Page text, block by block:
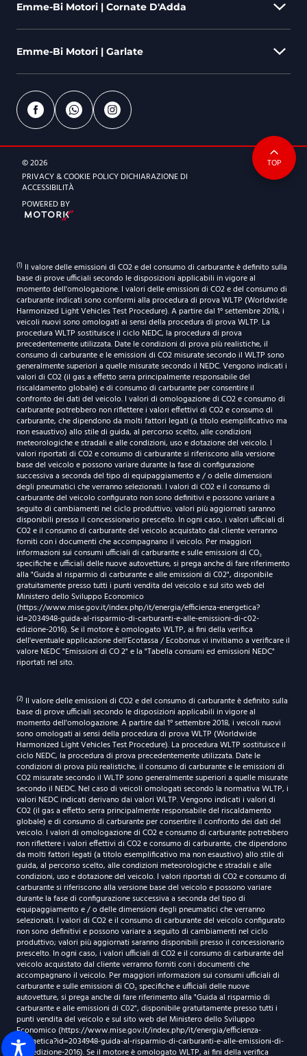
Emme-Bi Motori | Cornate D'Adda
Via Berlinguer, 44 - 20872 Cornate D'Adda (MB)
039 9630840
emmebi@emmebimotori.com
Dal lunedì al venerdì
9:00-12:30 | 14.30-19:00
Sabato
Emme-Bi Motori | Garlate
Via Parini, 578 - 23852 Garlate (LC)
emmebi@emmebimotori.com
ORARI DI APERTURA
Dal lunedì al venerdì
9:30-12:30 | 14.30-18:30
© 2026
PRIVACY & COOKIE POLICY DICHIARAZIONE DI
ACCESSIBILITÀ
POWERED BY
TOP
(1) Il valore delle emissioni di CO2 e del consumo di carburante è definito sulla
base di prove ufficiali secondo le disposizioni applicabili in vigore al
momento dell'omologazione. I valori delle emissioni di CO2 e del consumo di
carburante indicati sono conformi alla procedura di prova WLTP (Worldwide
Harmonized Light Vehicles Test Procedure). A partire dal 1° settembre 2018, i
veicoli nuovi sono omologati ai sensi della procedura di prova WLTP. La
procedura WLTP sostituisce il ciclo NEDC, la procedura di prova
precedentemente utilizzata. Date le condizioni di prova più realistiche, il
consumo di carburante e le emissioni di CO2 misurate secondo il WLTP sono
generalmente superiori a quelle misurate secondo il NEDC. Vengono indicati i
valori di CO2 (il gas a effetto serra principalmente responsabile del
riscaldamento globale) e di consumo di carburante per consentire il
confronto dei dati del veicolo. I valori di omologazione di CO2 e consumo di
carburante potrebbero non riflettere i valori effettivi di CO2 e consumo di
carburante, che dipendono da molti fattori legati (a titolo esemplificativo ma
non esaustivo) allo stile di guida, al percorso scelto, alle condizioni
meteorologiche e stradali e alle condizioni, uso e dotazione del veicolo. I
valori riportati di CO2 e consumo di carburante si riferiscono alla versione
base del veicolo e possono variare durante la fase di configurazione
successiva a seconda del tipo di equipaggiamento e / o delle dimensioni
degli pneumatici che verranno selezionati. I valori di CO2 e il consumo di
carburante del veicolo configurato non sono definitivi e possono variare a
seguito di cambiamenti nel ciclo produttivo; valori più aggiornati saranno
disponibili presso il concessionario prescelto. In ogni caso, i valori ufficiali di
CO2 e il consumo di carburante del veicolo acquistato dal cliente verranno
forniti con i documenti che accompagnano il veicolo. Per maggiori
informazioni sui consumi ufficiali di carburante e sulle emissioni di CO₂
specifiche e ufficiali delle nuove autovetture, si prega anche di fare riferimento
alla "Guida al risparmio di carburante e alle emissioni di C02", disponibile
gratuitamente presso tutti i punti vendita del veicolo e sul sito web del
Ministero dello Sviluppo Economico
(https://www.mise.gov.it/index.php/it/energia/efficienza-energetica?
id=2034948-guida-al-risparmio-di-carburanti-e-alle-emissioni-di-c02-
edizione-2016). Se il motore è omologato WLTP, ai fini della verifica
dell'eventuale applicazione dell'Ecotassa / Ecobonus vi invitiamo a verificare il
valore NEDC "Emissioni di CO 2" e la "Tabella consumi ed emissioni NEDC"
riportati nel sito.
(2) Il valore delle emissioni di CO2 e del consumo di carburante è definito sulla
base di prove ufficiali secondo le disposizioni applicabili in vigore al
momento dell'omologazione. A partire dal 1° settembre 2018, i veicoli nuovi
sono omologati ai sensi della procedura di prova WLTP (Worldwide
Harmonized Light Vehicles Test Procedure). La procedura WLTP sostituisce il
ciclo NEDC, la procedura di prova precedentemente utilizzata. Date le
condizioni di prova più realistiche, il consumo di carburante e le emissioni di
CO2 misurate secondo il WLTP sono generalmente superiori a quelle misurate
secondo il NEDC. Nel caso di veicoli omologati secondo la normativa WLTP, i
valori NEDC indicati derivano dai valori WLTP. Vengono indicati i valori di
CO2 (il gas a effetto serra principalmente responsabile del riscaldamento
globale) e di consumo di carburante per consentire il confronto dei dati del
veicolo. I valori di omologazione di CO2 e consumo di carburante potrebbero
non riflettere i valori effettivi di CO2 e consumo di carburante, che dipendono
da molti fattori legati (a titolo esemplificativo ma non esaustivo) allo stile di
guida, al percorso scelto, alle condizioni meteorologiche e stradali e alle
condizioni, uso e dotazione del veicolo. I valori riportati di CO2 e consumo di
carburante si riferiscono alla versione base del veicolo e possono variare
durante la fase di configurazione successiva a seconda del tipo di
equipaggiamento e / o delle dimensioni degli pneumatici che verranno
selezionati. I valori di CO2 e il consumo di carburante del veicolo configurato
non sono definitivi e possono variare a seguito di cambiamenti nel ciclo
produttivo; valori più aggiornati saranno disponibili presso il concessionario
prescelto. In ogni caso, i valori ufficiali di CO2 e il consumo di carburante del
veicolo acquistato dal cliente verranno forniti con i documenti che
accompagnano il veicolo. Per maggiori informazioni sui consumi ufficiali di
carburante e sulle emissioni di CO₂ specifiche e ufficiali delle nuove
autovetture, si prega anche di fare riferimento alla "Guida al risparmio di
carburante e alle emissioni di C02", disponibile gratuitamente presso tutti i
punti vendita del veicolo e sul sito web del Ministero dello Sviluppo
Economico (https://www.mise.gov.it/index.php/it/energia/efficienza-
energetica?id=2034948-guida-al-risparmio-di-carburanti-e-alle-emissioni-di-
c02-edizione-2016). Se il motore è omologato WLTP, ai fini della verifica